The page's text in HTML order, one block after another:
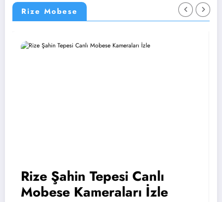
Rize Mobese
Rize Şahin Tepesi Canlı
Mobese Kameraları İzle